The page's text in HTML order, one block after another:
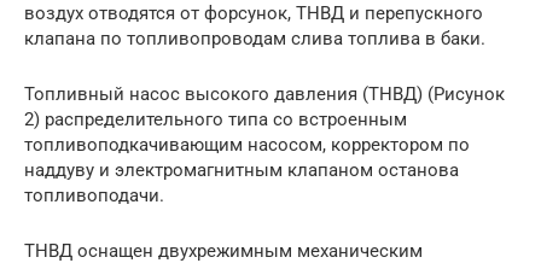
воздух отводятся от форсунок, ТНВД и перепускного
клапана по топливопроводам слива топлива в баки.
Топливный насос высокого давления (ТНВД) (Рисунок
2) распределительного типа со встроенным
топливоподкачивающим насосом, корректором по
наддуву и электромагнитным клапаном останова
топливоподачи.
ТНВД оснащен двухрежимным механическим